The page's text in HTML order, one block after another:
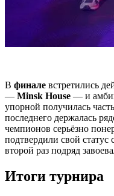
В финале встретились
— Minsk House — и
упорной получилась
последнего держалась
чемпионов серьёзно
подтвердили свой
второй раз подряд
Итоги турнира